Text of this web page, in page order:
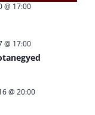
@ 17:00
@ 17:00
@ 20:00